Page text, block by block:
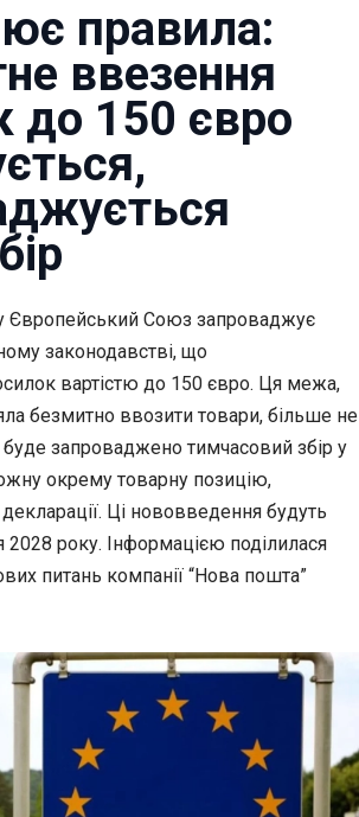
правила:
ввезення
до 150 євро
Європейський Союз запроваджує
законодавстві, що
вартістю до 150 євро. Ця межа,
безмитно ввозити товари, більше не
буде запроваджено тимчасовий збір у
окрему товарну позицію,
Ці нововведення будуть
року. Інформацією поділилася
питань компанії “Нова пошта”